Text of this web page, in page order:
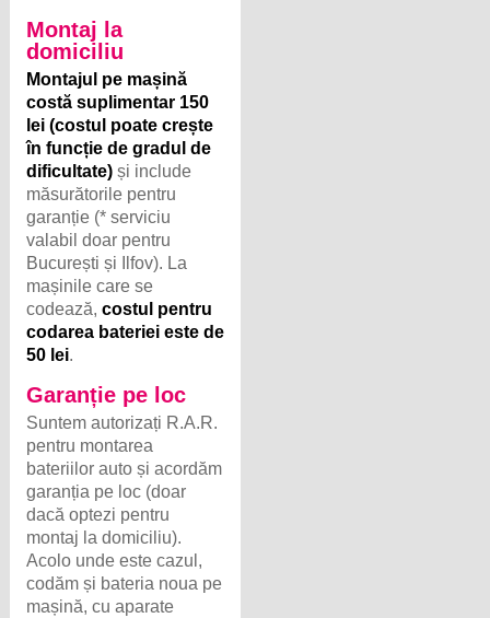
Montaj la
domiciliu
Montajul pe mașină
costă suplimentar 150
lei (costul poate crește
în funcție de gradul de
dificultate) și include
măsurătorile pentru
garanție (* serviciu
valabil doar pentru
București și Ilfov). La
mașinile care se
codează,costul pentru
codarea bateriei este de
50 lei.
Garanție pe loc
Suntem autorizați R.A.R.
pentru montarea
bateriilor auto și acordăm
garanția pe loc (doar
dacă optezi pentru
montaj la domiciliu).
Acolo unde este cazul,
codăm și bateria noua pe
mașină, cu aparate